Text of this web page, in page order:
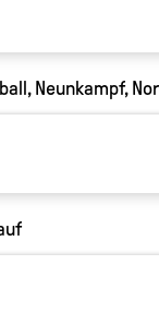
Neunkampf,